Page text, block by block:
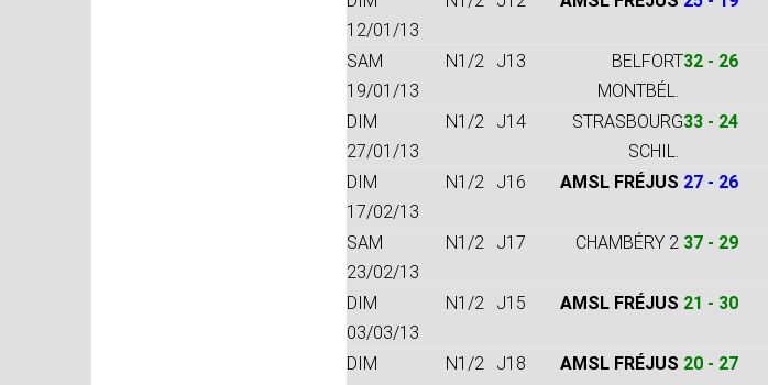
12/01/13
SAM
19/01/13
N1/2 J13
BELFORT
MONTBÉL.
32 - 26
DIM
27/01/13
N1/2 J14
STRASBOURG
SCHIL.
33 - 24
DIM
17/02/13
N1/2 J16 AMSL FRÉJUS 27 - 26
SAM
23/02/13
N1/2 J17 CHAMBÉRY 2 37 - 29
DIM
03/03/13
N1/2 J15 AMSL FRÉJUS 21 - 30
DIM
N1/2 J18 AMSL FRÉJUS 20 - 27